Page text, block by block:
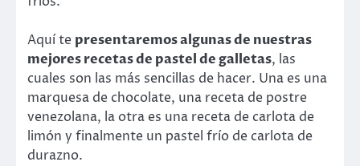
Aquí te presentaremos algunas de nuestras
mejores recetas de pastel de galletas, las
cuales son las más sencillas de hacer. Una es una
marquesa de chocolate, una receta de postre
venezolana, la otra es una receta de carlota de
limón y finalmente un pastel frío de carlota de
durazno.